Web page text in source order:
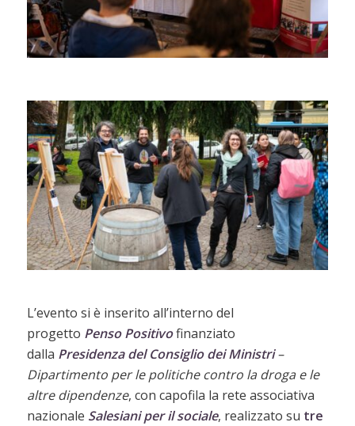
L’evento si è inserito all’interno del
progetto Penso Positivofinanziato
dalla Presidenza del Consiglio dei Ministri–
Dipartimento per le politiche contro la droga e le
altre dipendenze, con capofila la rete associativa
nazionale Salesiani per il sociale, realizzato su tre